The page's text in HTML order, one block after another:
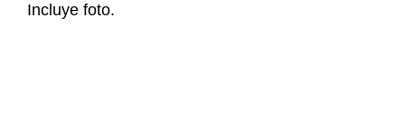
Incluye foto.